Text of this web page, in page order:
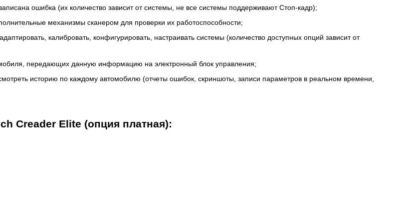
ошибка (их количество зависит от системы, не все системы поддерживают Стоп-кадр);
механизмы сканером для проверки их работоспособности;
калибровать, конфигурировать, настраивать системы (количество доступных опций зависит от
передающих данную информацию на электронный блок управления;
историю по каждому автомобилю (отчеты ошибок, скриншоты, записи параметров в реальном времени,
Creader Elite (опция платная):